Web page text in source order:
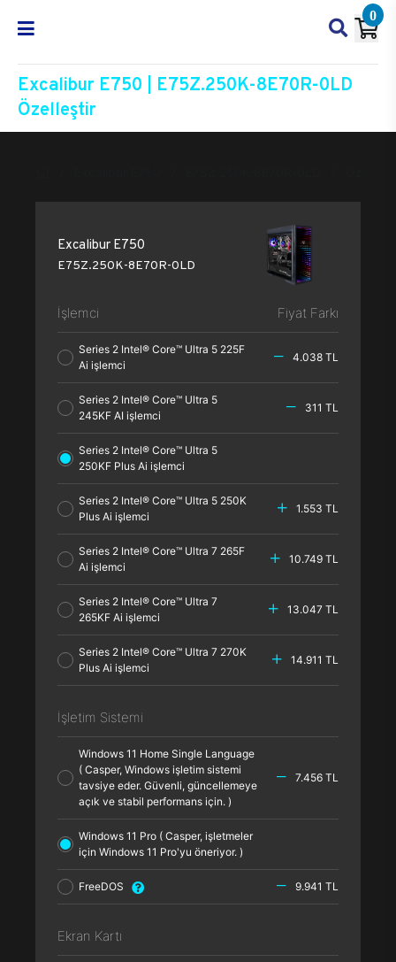
0
Excalibur E750 | E75Z.250K-8E70R-0LD
Özelleştir
Excalibur E750
E75Z.250K-8E70R-0LD
İşlemci Fiyat Farkı
Series 2 Intel® Core™ Ultra 5 225F
Ai işlemci
4.038 TL
Series 2 Intel® Core™ Ultra 5
245KF AI işlemci
311 TL
Series 2 Intel® Core™ Ultra 5
250KF Plus Ai işlemci
Series 2 Intel® Core™ Ultra 5 250K
Plus Ai işlemci
1.553 TL
Series 2 Intel® Core™ Ultra 7 265F
Ai işlemci
10.749 TL
Series 2 Intel® Core™ Ultra 7
265KF Ai işlemci
13.047 TL
Series 2 Intel® Core™ Ultra 7 270K
Plus Ai işlemci
14.911 TL
İşletim Sistemi
Windows 11 Home Single Language
( Casper, Windows işletim sistemi
tavsiye eder. Güvenli, güncellemeye
açık ve stabil performans için. )
7.456 TL
Windows 11 Pro ( Casper, işletmeler
için Windows 11 Pro'yu öneriyor. )
FreeDOS 9.941 TL
Ekran Kartı